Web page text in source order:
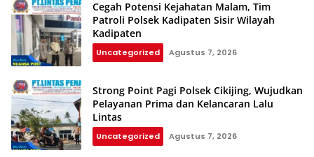
Cegah Potensi Kejahatan Malam, Tim
Patroli Polsek Kadipaten Sisir Wilayah
Kadipaten
Uncategorized Agustus 7, 2026
Strong Point Pagi Polsek Cikijing, Wujudkan
Pelayanan Prima dan Kelancaran Lalu
Lintas
Uncategorized Agustus 7, 2026